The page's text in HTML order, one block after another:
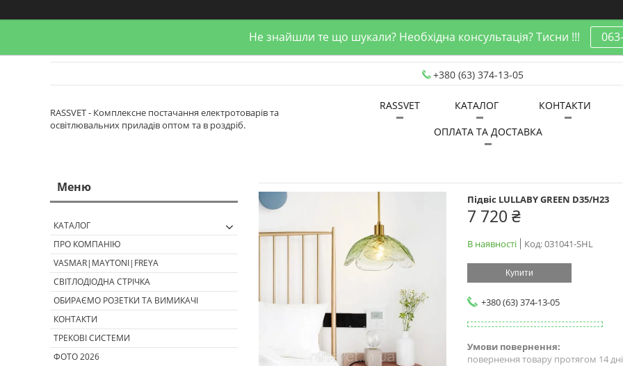
Не знайшли те що шукали? Необхідна консультація? Тисни !!!
+380 (63) 374-13-05
RASSVET - Комплексне постачання електротоварів та
освітлювальних приладів оптом та в роздріб.
RASSVET КАТАЛОГ
КОНТАКТИ
ОПЛАТА ТА ДОСТАВКА
Підвіс LULLABY GREEN D35/H23
7 720 ₴
В наявності Код:031041-SHL
Купити
+380 (63) 374-13-05
повернення товару протягом 14
КАТАЛОГ
ПРО КОМПАНІЮ
VASMAR|MAYTONI|FREYA
СВІТЛОДІОДНА СТРІЧКА
ОБИРАЄМО РОЗЕТКИ ТА ВИМИКАЧІ
КОНТАКТИ
ТРЕКОВІ СИСТЕМИ
ФОТО 2026